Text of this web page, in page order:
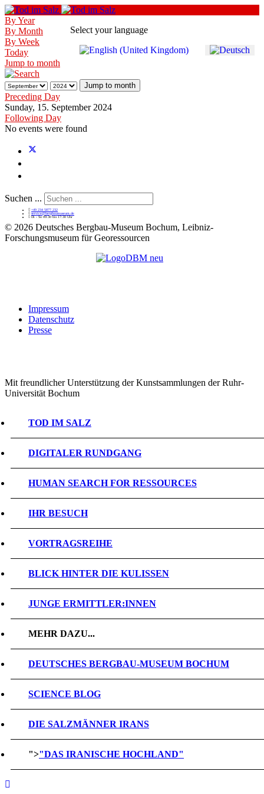
Select your language
By Year
By Month
By Week
Today
Jump to month
Jump to month
Preceding Day
Sunday, 15. September 2024
Following Day
No events were found
Suchen ...
+49 234 5877 232
service@bergbaumuseum.de
Di - So 09:30 bis 17:30 Uhr
© 2026 Deutsches Bergbau-Museum Bochum, Leibniz-
Forschungsmuseum für Georessourcen
Impressum
Datenschutz
Presse
Mit freundlicher Unterstützung der Kunstsammlungen der Ruhr-
Universität Bochum
TOD IM SALZ
DIGITALER RUNDGANG
HUMAN SEARCH FOR RESSOURCES
IHR BESUCH
VORTRAGSREIHE
BLICK HINTER DIE KULISSEN
JUNGE ERMITTLER:INNEN
MEHR DAZU...
DEUTSCHES BERGBAU-MUSEUM BOCHUM
SCIENCE BLOG
DIE SALZMÄNNER IRANS
">"DAS IRANISCHE HOCHLAND"